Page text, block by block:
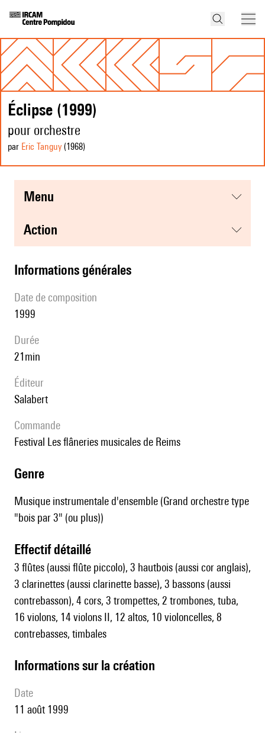
Éclipse (1999)
pour orchestre
par Eric Tanguy (1968)
menu
action
informations générales
date de composition
1999
durée
21min
éditeur
Salabert
Commande
Festival Les flâneries musicales de Reims
genre
Musique instrumentale d'ensemble (Grand orchestre type
"bois par 3" (ou plus))
effectif détaillé
3 flûtes (aussi flûte piccolo), 3 hautbois (aussi cor anglais),
3 clarinettes (aussi clarinette basse), 3 bassons (aussi
contrebasson), 4 cors, 3 trompettes, 2 trombones, tuba,
16 violons, 14 violons II, 12 altos, 10 violoncelles, 8
contrebasses, timbales
informations sur la création
date
11 août 1999